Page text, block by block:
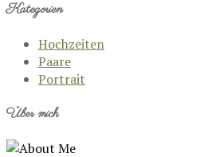
Kategorien
Hochzeiten
Paare
Portrait
Über mich